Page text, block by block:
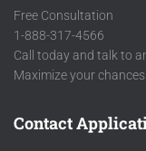
Free Consultation
1-888-317-4566
Call today and talk to
Maximize your
Contact